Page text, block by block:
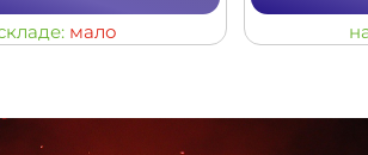
мало